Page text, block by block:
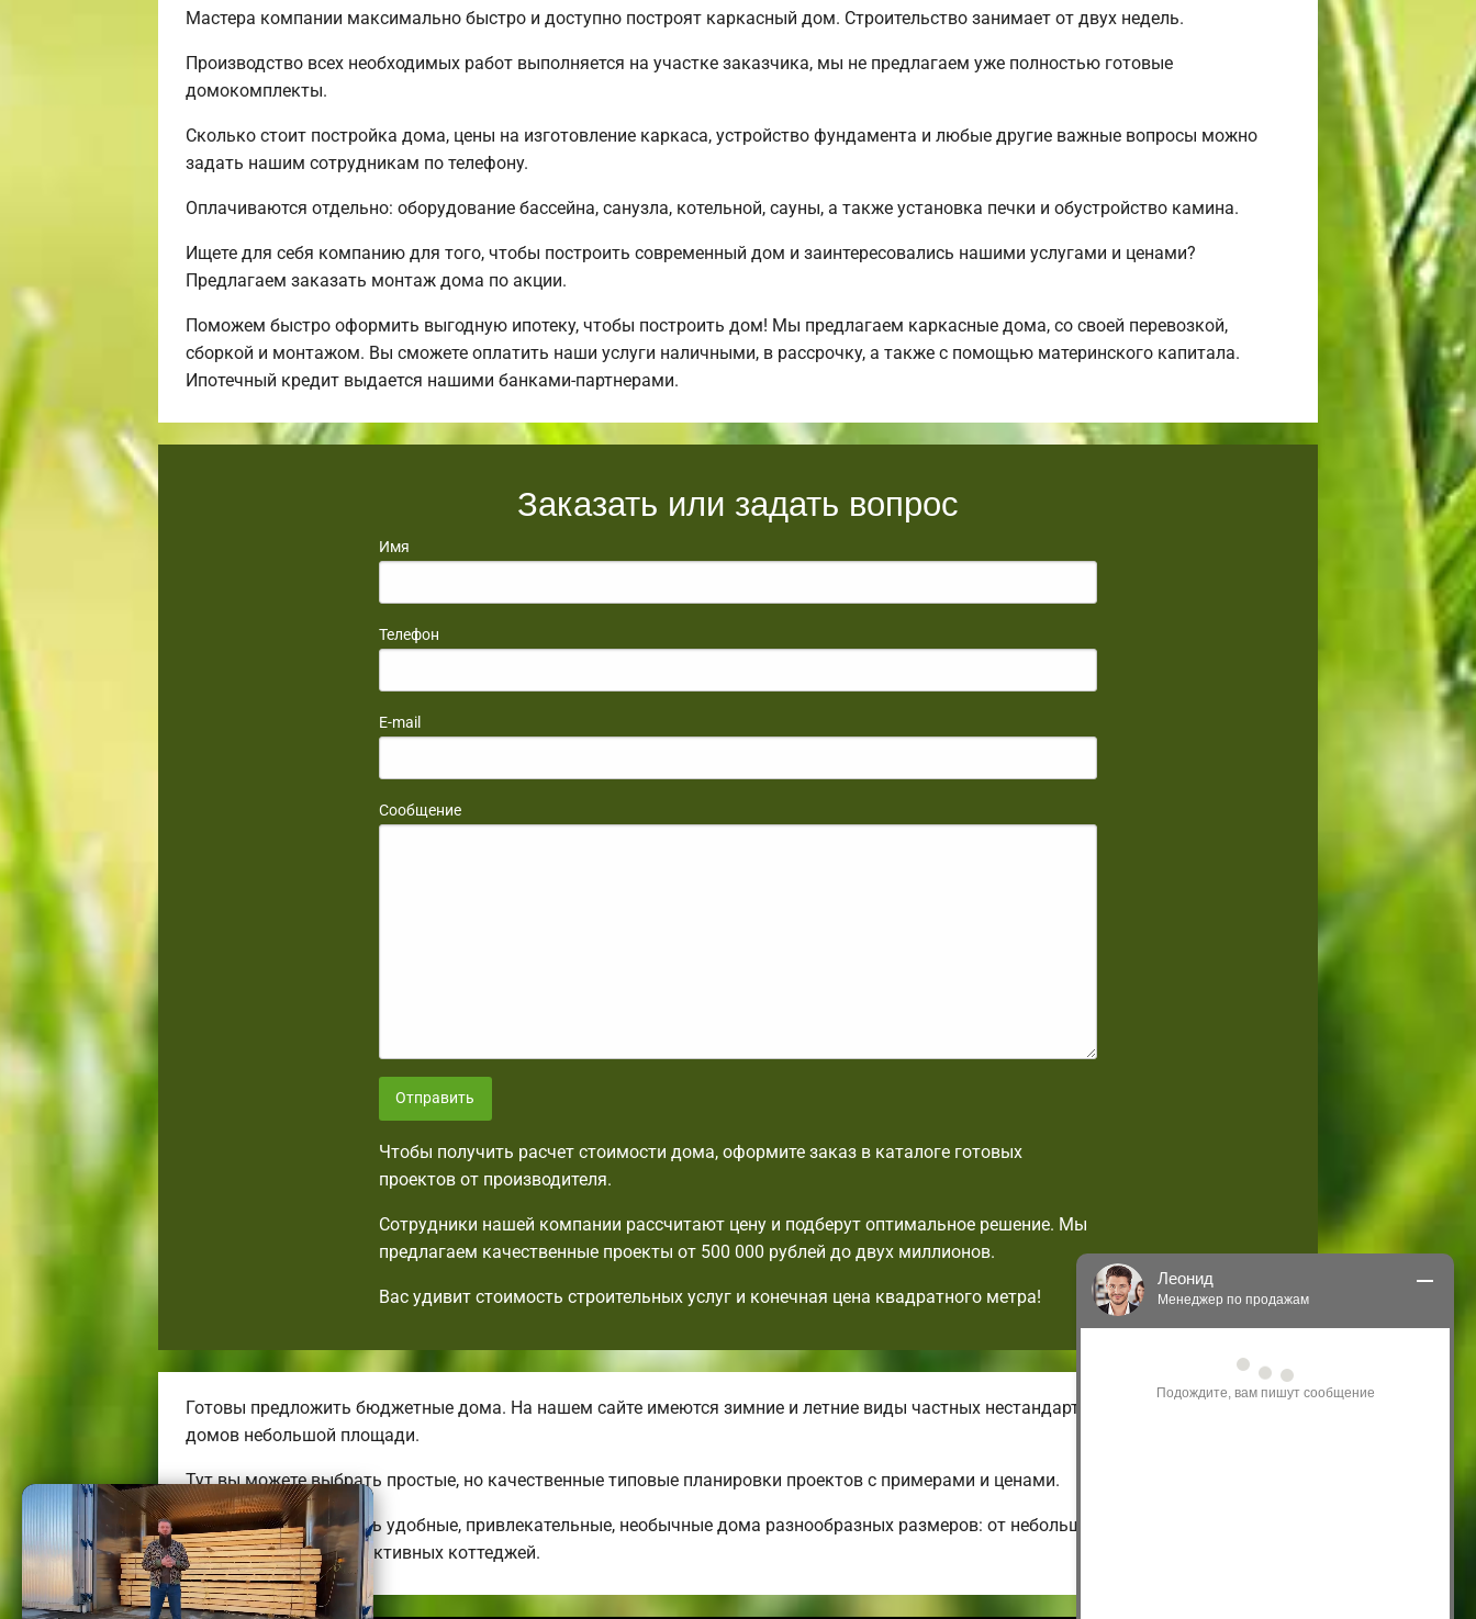
Мастера компании максимально быстро и доступно построят каркасный дом. Строительство занимает от двух недель.
Производство всех необходимых работ выполняется на участке заказчика, мы не предлагаем уже полностью готовые
домокомплекты.
Сколько стоит постройка дома, цены на изготовление каркаса, устройство фундамента и любые другие важные вопросы можно
задать нашим сотрудникам по телефону.
Оплачиваются отдельно: оборудование бассейна, санузла, котельной, сауны, а также установка печки и обустройство камина.
Ищете для себя компанию для того, чтобы построить современный дом и заинтересовались нашими услугами и ценами?
Предлагаем заказать монтаж дома по акции.
Поможем быстро оформить выгодную ипотеку, чтобы построить дом! Мы предлагаем каркасные дома, со своей перевозкой,
сборкой и монтажом. Вы сможете оплатить наши услуги наличными, в рассрочку, а также с помощью материнского капитала.
Ипотечный кредит выдается нашими банками-партнерами.
Заказать или задать вопрос
Имя
Телефон
E-mail
Сообщение
Отправить
Чтобы получить расчет стоимости дома, оформите заказ в каталоге готовых
проектов от производителя.
Сотрудники нашей компании рассчитают цену и подберут оптимальное решение. Мы
предлагаем качественные проекты от 500 000 рублей до двух миллионов.
Вас удивит стоимость строительных услуг и конечная цена квадратного метра!
Готовы предложить бюджетные дома. На нашем сайте имеются зимние и летние виды частных нестандартных малогабаритных
домов небольшой площади.
Тут вы можете выбрать простые, но качественные типовые планировки проектов с примерами и ценами.
Мы можем предложить удобные, привлекательные, необычные дома разнообразных размеров: от небольших и бюджетных до
огромных энергоэффективных коттеджей.
Леонид
Менеджер по продажам
Здравствуйте! Я могу
проконсультировать Вас по нашим
акциям и проектам.